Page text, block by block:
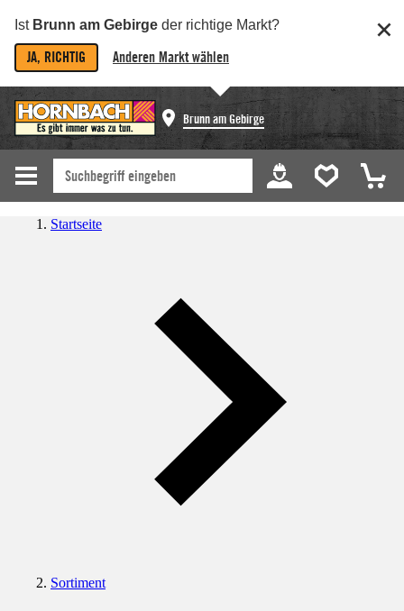
Ist Brunn am Gebirge der richtige Markt?
JA, RICHTIG Anderen Markt wählen
Brunn am Gebirge
Startseite
Sortiment